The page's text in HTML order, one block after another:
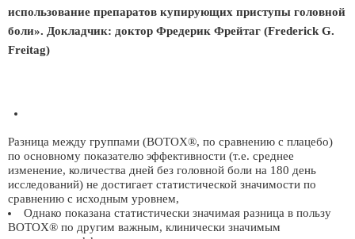
использование препаратов купирующих приступы головной
боли». Докладчик: доктор Фредерик Фрейтаг (Frederick G.
Freitag)
Разница между группами (BOTOX®, по сравнению с плацебо)
по основному показателю эффективности (т.е. среднее
изменение, количества дней без головной боли на 180 день
исследований) не достигает статистической значимости по
сравнению с исходным уровнем,
Однако показана статистически значимая разница в пользу
BOTOX® по другим важным, клинически значимым